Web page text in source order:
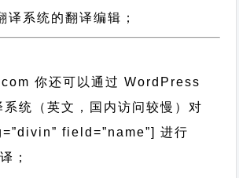
系统的翻译编辑；
你还可以通过WordPress
统（英文，国内访问较慢）对
field=”name”]进行
；